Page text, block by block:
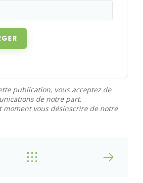
publication, vous acceptez de
de notre part.
moment vous désinscrire de notre